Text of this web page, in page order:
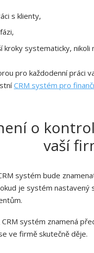
s klienty,
kroky systematicky, nikoli
pro každodenní práci
CRM systém pro
o
vaší
systém bude
je systém nastavený
systém znamená
ve firmě skutečně děje.